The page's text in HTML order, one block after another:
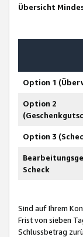
Übersicht
Option 1
Option 2
Option 3
Scheck
Sind auf Ihrem
Frist von sieben
Schlussbetrag